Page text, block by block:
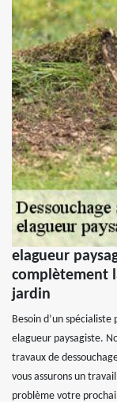
elagueur
complètement
jardin
Besoin d’un spécialiste
elagueur paysagiste.
travaux de
vous assurons un
problème votre